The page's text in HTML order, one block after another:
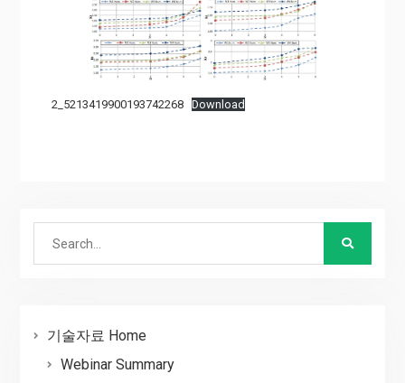
2_5213419900193742268 Download
기술자료 Home
Webinar Summary